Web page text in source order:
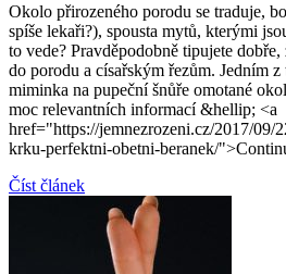
Okolo přirozeného porodu se traduje,
spíše lekaři?), spousta mytů, kterými
to vede? Pravděpodobně tipujete
do porodu a císařským řezům. Jedním
miminka na pupeční šnůře omotané
moc relevantních informací &hellip; <a
href="https://jemnezrozeni.cz/2017/09/
krku-perfektni-obetni-beranek/
Číst článek